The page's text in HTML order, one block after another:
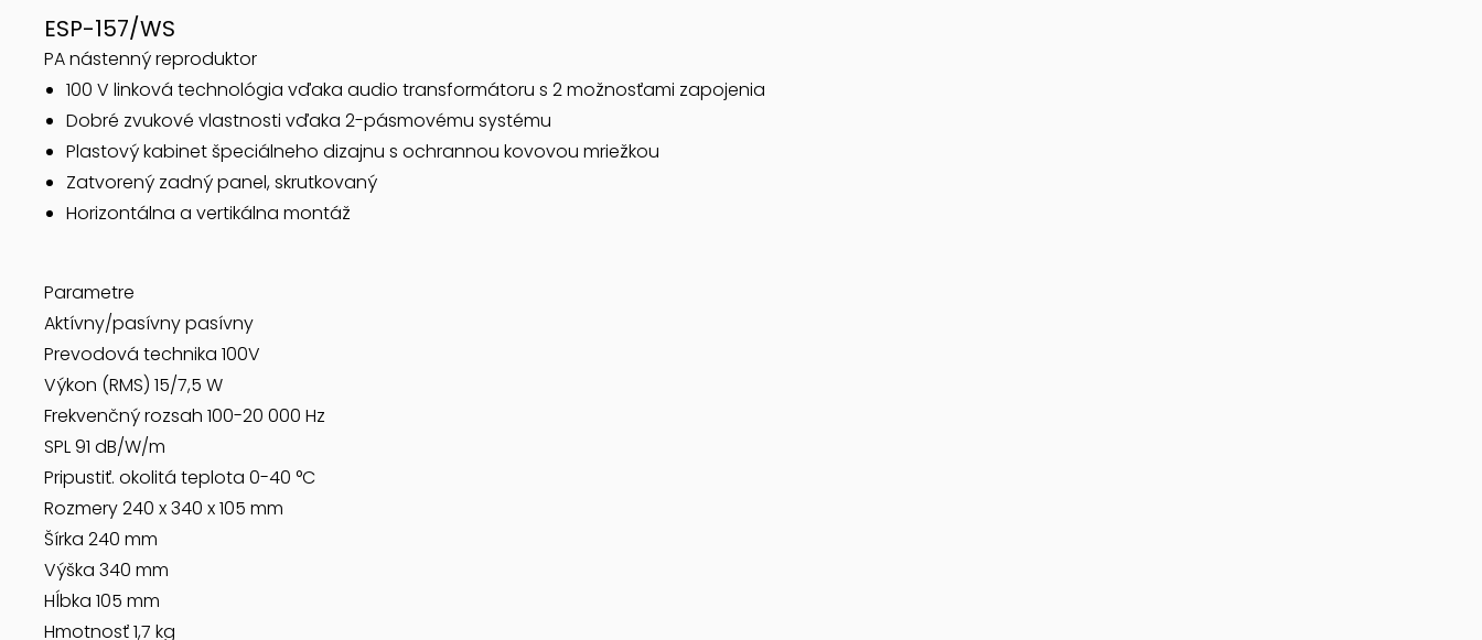
ESP-157/WS
PA nástenný reproduktor
100 V linková technológia vďaka audio transformátoru s 2 možnosťami zapojenia
Dobré zvukové vlastnosti vďaka 2-pásmovému systému
Plastový kabinet špeciálneho dizajnu s ochrannou kovovou mriežkou
Zatvorený zadný panel, skrutkovaný
Horizontálna a vertikálna montáž
Parametre
Aktívny/pasívny pasívny
Prevodová technika 100V
Výkon (RMS) 15/7,5 W
Frekvenčný rozsah 100-20 000 Hz
SPL 91 dB/W/m
Pripustiť. okolitá teplota 0-40 °C
Rozmery 240 x 340 x 105 mm
Šírka 240 mm
Výška 340 mm
Hĺbka 105 mm
Hmotnosť 1,7 kg